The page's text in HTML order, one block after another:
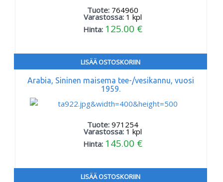
Tuote: 764960
Varastossa: 1 kpl
Hinta: 125.00 €
LISÄÄ OSTOSKORIIN
Arabia, Sininen maisema tee-/vesikannu, vuosi
1959.
Tuote:971254
Varastossa: 1 kpl
Hinta: 145.00 €
LISÄÄ OSTOSKORIIN